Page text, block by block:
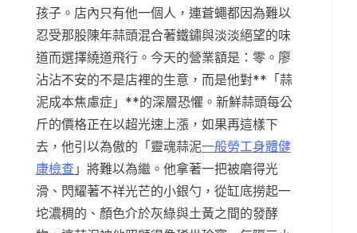
孩子。店內只有他一個人，連蒼蠅都因為難以
忍受那股陳年蒜頭混合著鐵鏽與淡淡絕望的味
道而選擇繞道飛行。今天的營業額是：零。廖
沾沾不安的不是店裡的生意，而是他對**「蒜
泥成本焦慮症」**的深層恐懼。新鮮蒜頭每公
斤的價格正在以超光速上漲，如果再這樣下
去，他引以為傲的「靈魂蒜泥一般勞工身體健
康檢查 」將難以為繼。他拿著一把被磨得光
滑、閃耀著不祥光芒的小銀勺，從缸底撈起一
坨濃稠的、顏色介於灰綠與土黃之間的發酵